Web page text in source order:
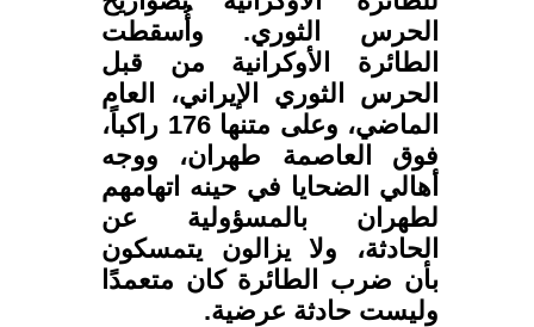
الحرس الثوري. وأُسقطت
الطائرة الأوكرانية من قبل
الحرس الثوري الإيراني، العام
الماضي، وعلى متنها 176 راكباً،
فوق العاصمة طهران، ووجه
أهالي الضحايا في حينه اتهامهم
لطهران بالمسؤولية عن
الحادثة، ولا يزالون يتمسكون
بأن ضرب الطائرة كان متعمدًا
وليست حادثة عرضية.